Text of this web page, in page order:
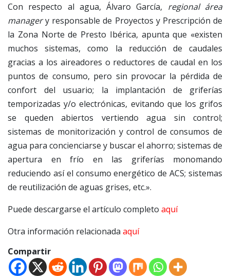
Con respecto al agua, Álvaro García, regional área
managery responsable de Proyectos y Prescripción de
la Zona Norte de Presto Ibérica, apunta que «existen
muchos sistemas, como la reducción de caudales
gracias a los aireadores o reductores de caudal en los
puntos de consumo, pero sin provocar la pérdida de
confort del usuario; la implantación de griferías
temporizadas y/o electrónicas, evitando que los grifos
se queden abiertos vertiendo agua sin control;
sistemas de monitorización y control de consumos de
agua para concienciarse y buscar el ahorro; sistemas de
apertura en frío en las griferías monomando
reduciendo así el consumo energético de ACS; sistemas
de reutilización de aguas grises, etc.».
Puede descargarse el artículo completo aquí
Otra información relacionada aquí
Compartir